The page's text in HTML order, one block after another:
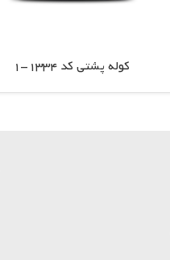
کوله پشتی کد 1334-1
اطلاعات بیشتر